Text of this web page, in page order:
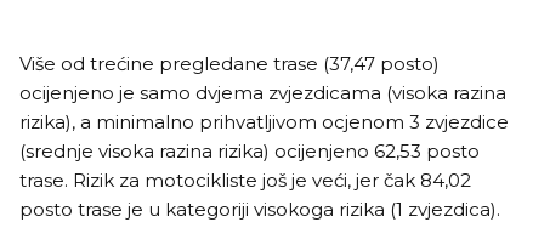
Više od trećine pregledane trase (37,47 posto)
ocijenjeno je samo dvjema zvjezdicama (visoka razina
rizika), a minimalno prihvatljivom ocjenom 3 zvjezdice
(srednje visoka razina rizika) ocijenjeno 62,53 posto
trase. Rizik za motocikliste još je veći, jer čak 84,02
posto trase je u kategoriji visokoga rizika (1 zvjezdica).